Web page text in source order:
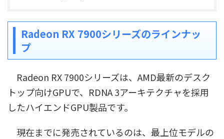
Radeon RX 7900シリーズのラインナッ
プ
Radeon RX 7900シリーズは、AMD最新のデスク
トップ向けGPUで、RDNA 3アーキテクチャを採用
したハイエンドGPU製品です。
現在までに発売されているのは、最上位モデルの